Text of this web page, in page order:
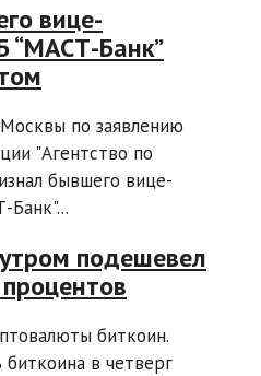
вице-
“МАСТ-Банк”
по заявлению
"Агентство по
бывшего вице-
подешевел
биткоин.
в четверг